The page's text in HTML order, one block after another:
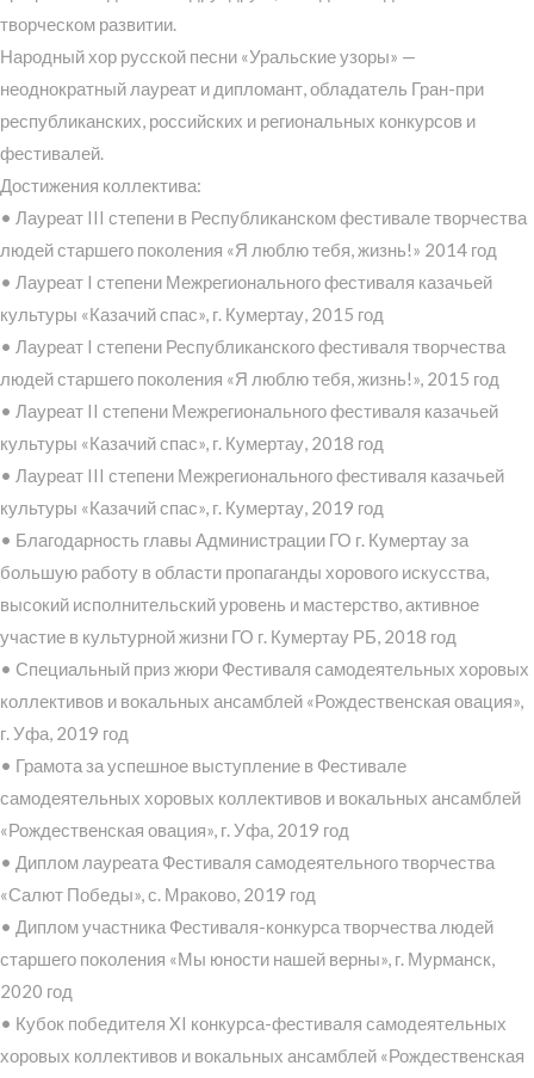
творческом развитии.
Народный хор русской песни «Уральские узоры» —
неоднократный лауреат и дипломант, обладатель Гран-при
республиканских, российских и региональных конкурсов и
фестивалей.
Достижения коллектива:
• Лауреат III степени в Республиканском фестивале творчества
людей старшего поколения «Я люблю тебя, жизнь!» 2014 год
• Лауреат I степени Межрегионального фестиваля казачьей
культуры «Казачий спас», г. Кумертау, 2015 год
• Лауреат I степени Республиканского фестиваля творчества
людей старшего поколения «Я люблю тебя, жизнь!», 2015 год
• Лауреат II степени Межрегионального фестиваля казачьей
культуры «Казачий спас», г. Кумертау, 2018 год
• Лауреат III степени Межрегионального фестиваля казачьей
культуры «Казачий спас», г. Кумертау, 2019 год
• Благодарность главы Администрации ГО г. Кумертау за
большую работу в области пропаганды хорового искусства,
высокий исполнительский уровень и мастерство, активное
участие в культурной жизни ГО г. Кумертау РБ, 2018 год
• Специальный приз жюри Фестиваля самодеятельных хоровых
коллективов и вокальных ансамблей «Рождественская овация»,
г. Уфа, 2019 год
• Грамота за успешное выступление в Фестивале
самодеятельных хоровых коллективов и вокальных ансамблей
«Рождественская овация», г. Уфа, 2019 год
• Диплом лауреата Фестиваля самодеятельного творчества
«Салют Победы», с. Мраково, 2019 год
• Диплом участника Фестиваля-конкурса творчества людей
старшего поколения «Мы юности нашей верны», г. Мурманск,
2020 год
• Кубок победителя XI конкурса-фестиваля самодеятельных
хоровых коллективов и вокальных ансамблей «Рождественская